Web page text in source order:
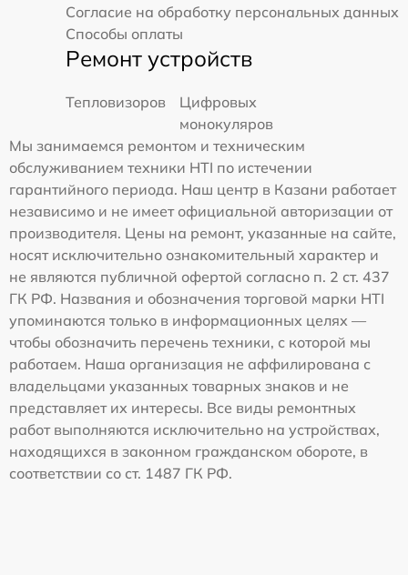
Согласие на обработку персональных данных
Способы оплаты
Ремонт устройств
Тепловизоров
Цифровых
монокуляров
Мы занимаемся ремонтом и техническим
обслуживанием техники HTI по истечении
гарантийного периода. Наш центр в Казани работает
независимо и не имеет официальной авторизации от
производителя. Цены на ремонт, указанные на сайте,
носят исключительно ознакомительный характер и
не являются публичной офертой согласно п. 2 ст. 437
ГК РФ. Названия и обозначения торговой марки HTI
упоминаются только в информационных целях —
чтобы обозначить перечень техники, с которой мы
работаем. Наша организация не аффилирована с
владельцами указанных товарных знаков и не
представляет их интересы. Все виды ремонтных
работ выполняются исключительно на устройствах,
находящихся в законном гражданском обороте, в
соответствии со ст. 1487 ГК РФ.